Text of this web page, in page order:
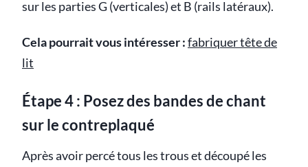
sur les parties G (verticales) et B (rails latéraux).
Cela pourrait vous intéresser :fabriquer tête de
lit
Étape 4 : Posez des bandes de chant
sur le contreplaqué
Après avoir percé tous les trous et découpé les